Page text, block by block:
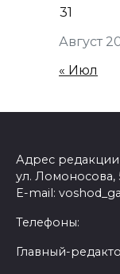
Август
31
« Июл
Адрес редакции
ул. Ломоносова,
E-mail:
Телефоны:
Главный-